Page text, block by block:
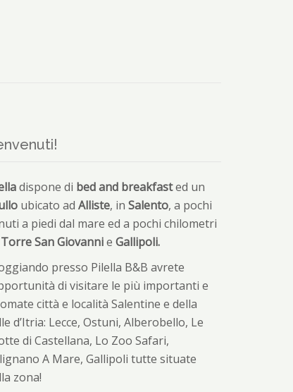
dispone di bed and breakfasted un
ubicato ad Alliste, in Salento, a pochi
a piedi dal mare ed a pochi chilometri
Torre San Giovannie Gallipoli.
presso Pilella B&B avrete
di visitare le più importanti e
città e località Salentine e della
d’Itria: Lecce, Ostuni, Alberobello, Le
di Castellana, Lo Zoo Safari,
A Mare, Gallipoli tutte situate
zona!